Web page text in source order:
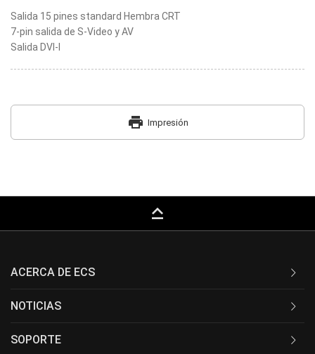
Salida 15 pines standard Hembra CRT
7-pin salida de S-Video y AV
Salida DVI-I
print Impresión
keyboard_capslock
ACERCA DE ECS
NOTICIAS
SOPORTE